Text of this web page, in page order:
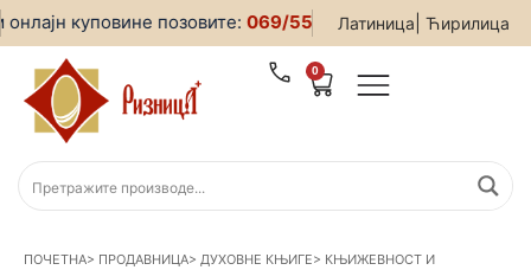
Латиница Ћирилица
куповине позовите:069/5599-019• За све
0
ПОЧЕТНА> ПРОДАВНИЦА> ДУХОВНЕ КЊИГЕ> КЊИЖЕВНОСТ И